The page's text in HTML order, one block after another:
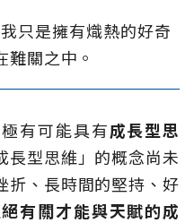
只是擁有熾熱的好奇
難關之中。
有可能具有成長型思
長型思維」的概念尚未
折、長時間的堅持、好
有關才能與天賦的成